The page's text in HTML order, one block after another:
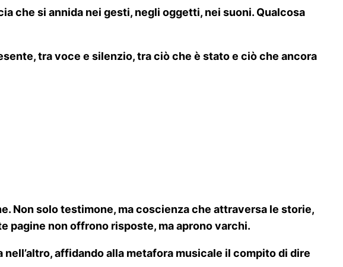
che si annida nei gesti, negli oggetti, nei suoni. Qualcosa
tra voce e silenzio, tra ciò che è stato e ciò che ancora
Non solo testimone, ma coscienza che attraversa le storie,
pagine non offrono risposte, ma aprono varchi.
affidando alla metafora musicale il compito di dire